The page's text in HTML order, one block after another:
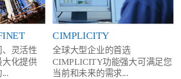
、灵活性
大化提供
CIMPLICITY
全球大型企业的首选
CIMPLICITY功能强大可满足您
当前和未来的需求...